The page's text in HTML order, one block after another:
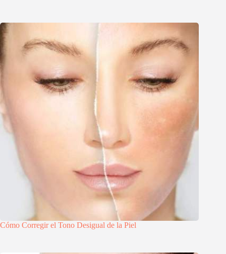
Cómo Corregir el Tono Desigual de la Piel